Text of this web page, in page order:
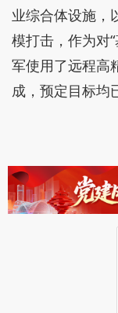
业综合体设施，
模打击，作为对
军使用了远程高
成，预定目标均